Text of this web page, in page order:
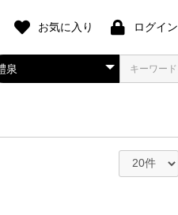
お気に入り ログイン